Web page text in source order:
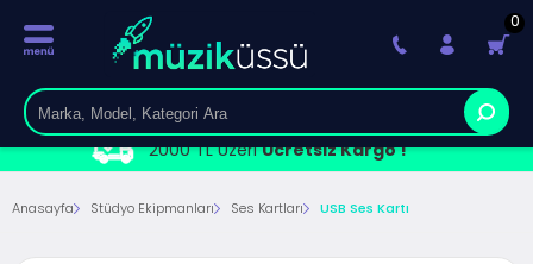
2000 TL ÜzeriÜcretsiz Kargo !
0
Anasayfa Stüdyo Ekipmanları Ses Kartları USB Ses Kartı